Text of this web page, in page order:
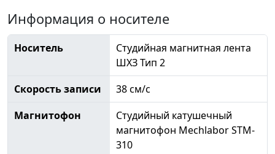
Информация о носителе
Носитель
Студийная магнитная лента
ШХЗ Тип 2
Скорость записи
38 см/с
Магнитофон
Студийный катушечный
магнитофон Mechlabor STM-
310